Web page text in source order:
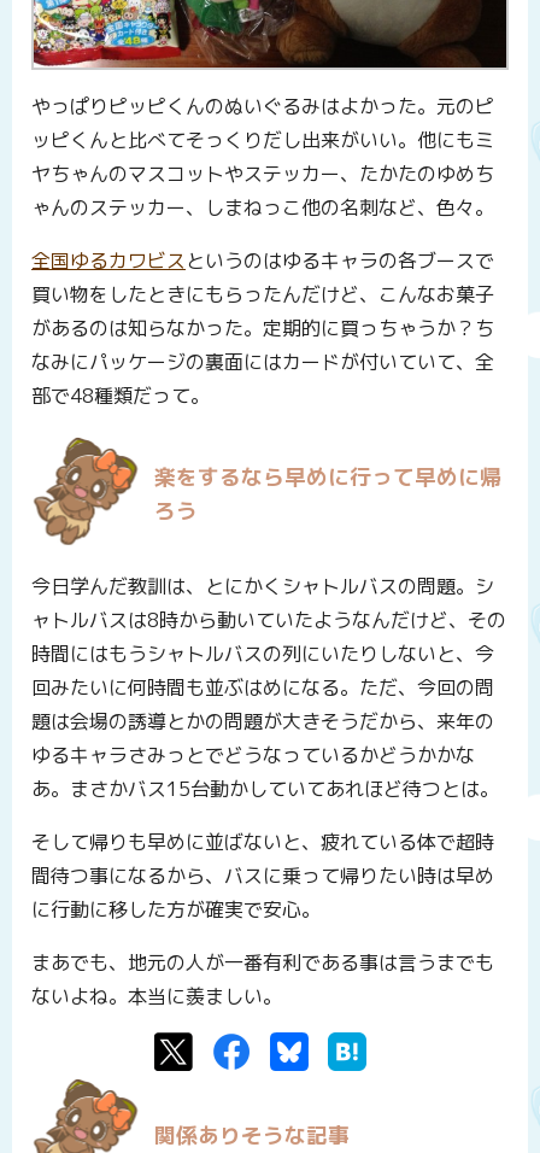
やっぱりピッピくんのぬいぐるみはよかった。元のピ
ッピくんと比べてそっくりだし出来がいい。他にもミ
ヤちゃんのマスコットやステッカー、たかたのゆめち
ゃんのステッカー、しまねっこ他の名刺など、色々。
全国ゆるカワビスというのはゆるキャラの各ブースで
買い物をしたときにもらったんだけど、こんなお菓子
があるのは知らなかった。定期的に買っちゃうか？ち
なみにパッケージの裏面にはカードが付いていて、全
部で48種類だって。
楽をするなら早めに行って早めに帰
ろう
今日学んだ教訓は、とにかくシャトルバスの問題。シ
ャトルバスは8時から動いていたようなんだけど、その
時間にはもうシャトルバスの列にいたりしないと、今
回みたいに何時間も並ぶはめになる。ただ、今回の問
題は会場の誘導とかの問題が大きそうだから、来年の
ゆるキャラさみっとでどうなっているかどうかかな
あ。まさかバス15台動かしていてあれほど待つとは。
そして帰りも早めに並ばないと、疲れている体で超時
間待つ事になるから、バスに乗って帰りたい時は早め
に行動に移した方が確実で安心。
まあでも、地元の人が一番有利である事は言うまでも
ないよね。本当に羨ましい。
TwitterFacebookBluesky
関係ありそうな記事